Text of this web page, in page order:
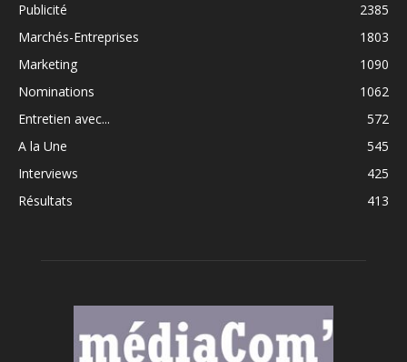
Publicité
2385
Marchés-Entreprises
1803
Marketing
1090
Nominations
1062
Entretien avec...
572
A la Une
545
Interviews
425
Résultats
413